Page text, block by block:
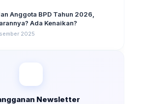
Anggota BPD Tahun 2026,
Ada Kenaikan?
2025
Newsletter